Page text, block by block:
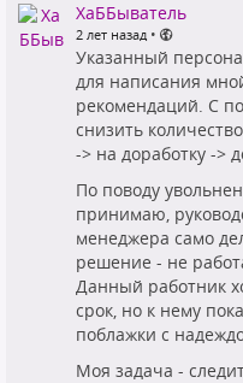
ХаББыватель
2 лет назад •
Указанный
для написания
рекомендаций. С
снизить
-> на доработку ->
По поводу
принимаю,
менеджера само
решение - не
Данный работник
срок, но к нему
поблажки с
Моя задача -